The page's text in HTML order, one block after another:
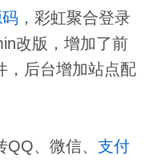
，彩虹聚合登录
改版，增加了前
，后台增加站点配
、微信、 支付